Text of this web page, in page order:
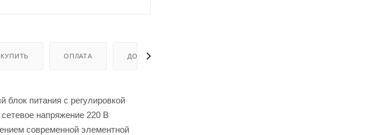
КУПИТЬ ОПЛАТА ДОСТАВКА
питания с регулировкой
напряжение 220 В
современной элементной